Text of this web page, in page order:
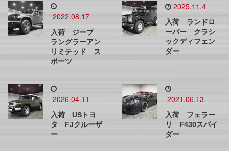
2022.08.17
入荷 ジープ
ラングラーアン
リミテッド ス
ポーツ
2025.11.4
入荷 ランドロ
ーバー クラシ
ックディフェン
ダー
2026.04.11
入荷 USトヨ
タ FJクルーザ
ー
2021.06.13
入荷 フェラー
リ F430スパイ
ダー